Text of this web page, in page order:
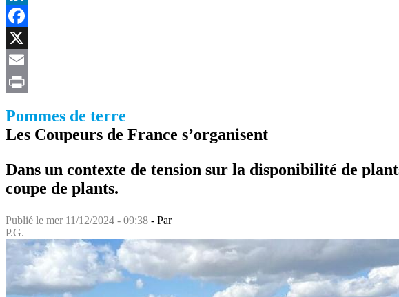
LinkedIn
Facebook
X
Email
Pommes de terre
Les Coupeurs de France s’organisent
Dans un contexte de tension sur la disponibilité de
coupe de plants.
Publié le mer 11/12/2024 - 09:38 - Par
P.G.